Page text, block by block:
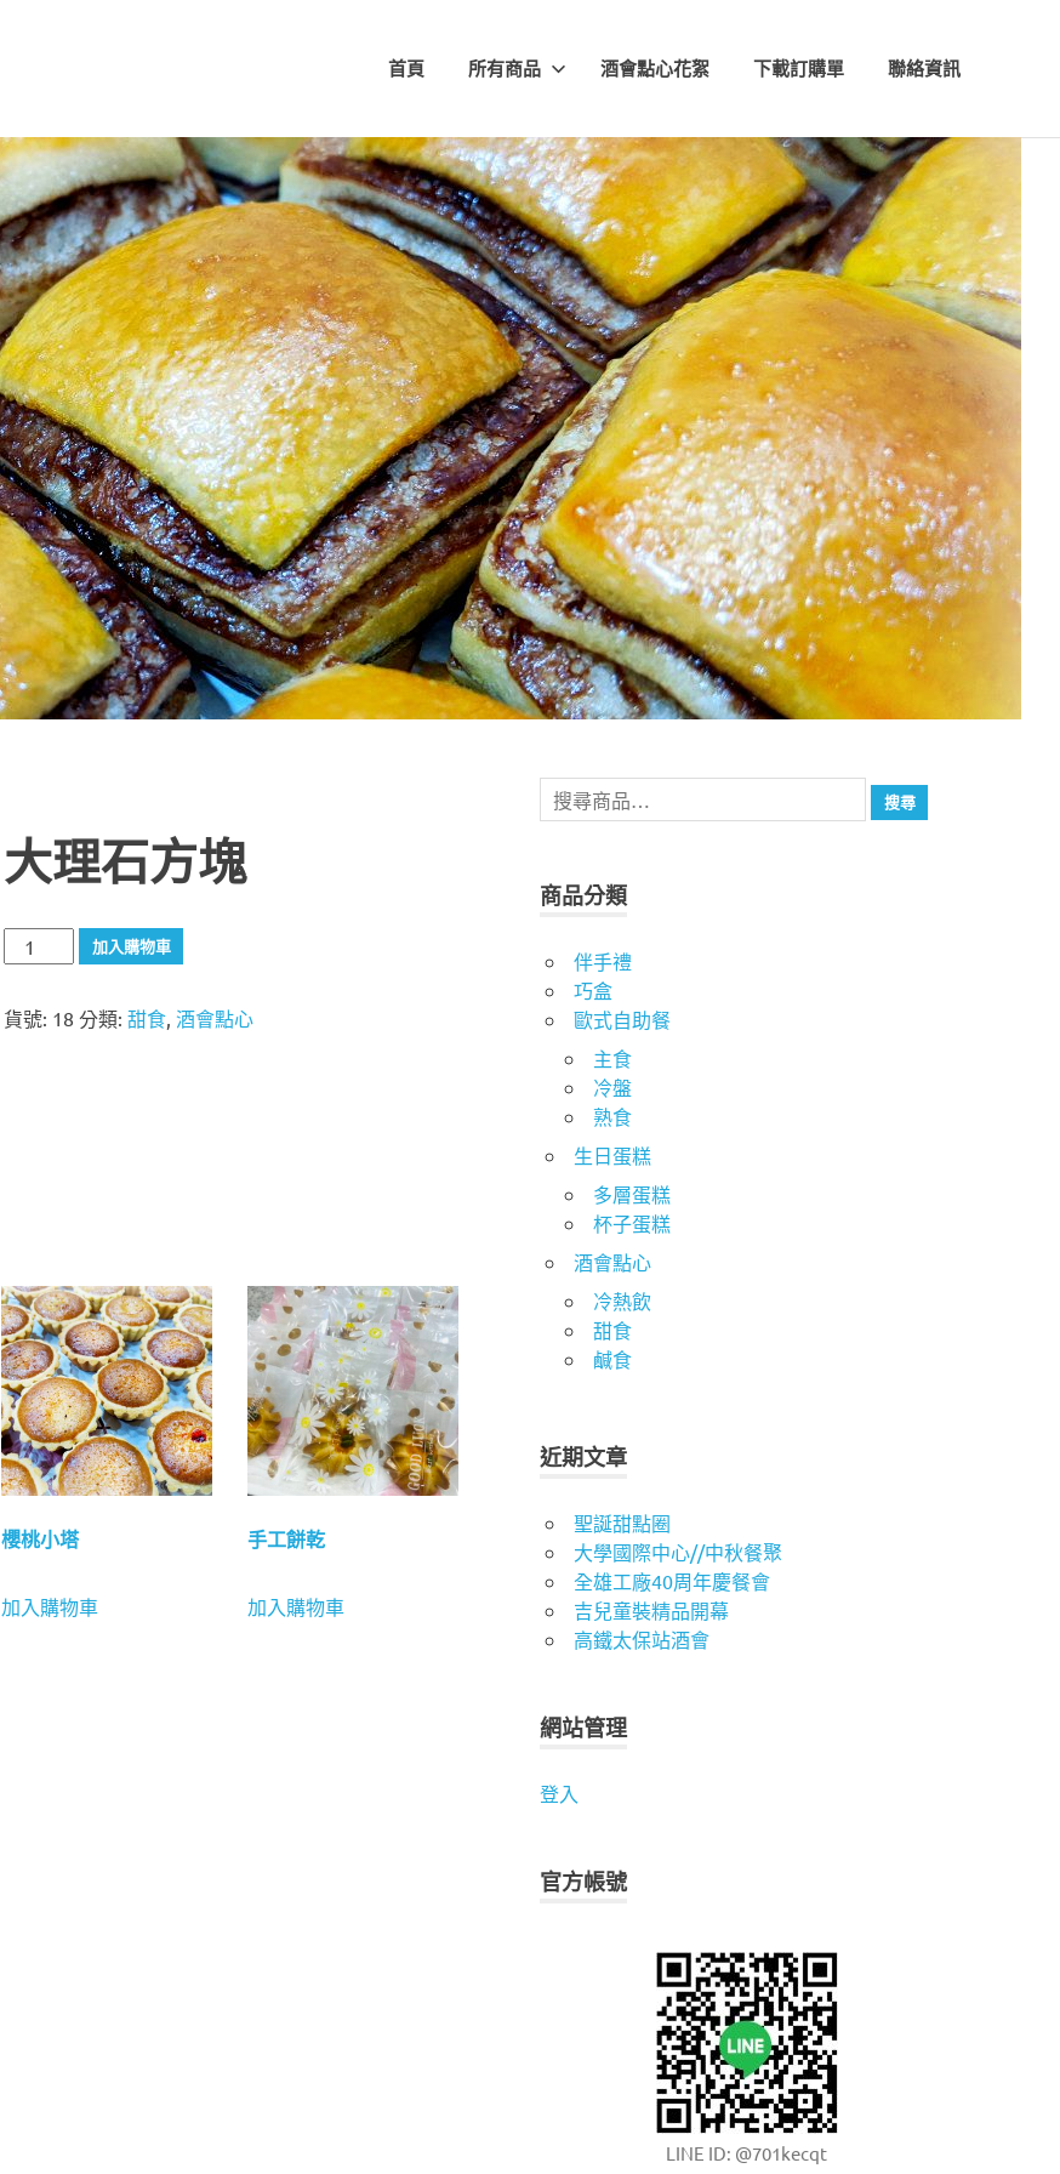
首頁 所有商品 酒會點心花絮 下載訂購單 聯絡資訊
大理石方塊
理
方
加入購物車
貨號: 18 分類:甜食,酒會點心
櫻桃小塔
加入購物車
手工餅乾
加入購物車
搜
尋
鍵
字:
搜尋
商品分類
伴手禮
巧盒
歐式自助餐
主食
冷盤
熟食
生日蛋糕
多層蛋糕
杯子蛋糕
酒會點心
冷熱飲
甜食
鹹食
近期文章
聖誕甜點圈
大學國際中心//中秋餐聚
全雄工廠40周年慶餐會
吉兒童裝精品開幕
高鐵太保站酒會
網站管理
登入
官方帳號
LINE ID: @701kecqt